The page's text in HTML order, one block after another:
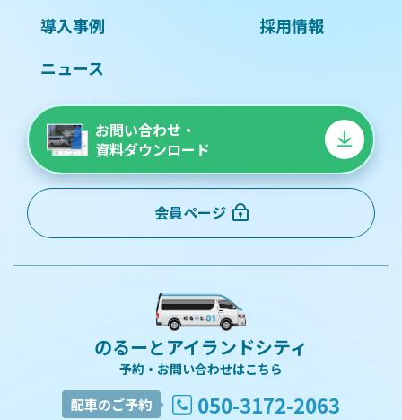
導入事例
ニュース
採用情報
お問い合わせ・
資料ダウンロード
会員ページ
のるーとアイランドシティ
予約・お問い合わせはこちら
配車のご予約 050-3172-2063